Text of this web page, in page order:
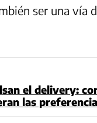
ser una vía
el delivery:
las